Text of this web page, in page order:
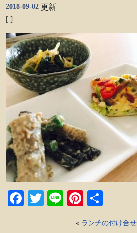
2018-09-02 更新
[ ]
Facebook
TwitterLinePinterest
有
« ランチの付け合せ